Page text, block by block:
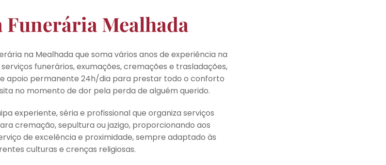
Funerária Mealhada
na Mealhada que soma vários anos de experiência na
funerários, exumações, cremações e trasladações,
apoio permanente 24h/dia para prestar todo o conforto
no momento de dor pela perda de alguém querido.
experiente, séria e profissional que organiza serviços
cremação, sepultura ou jazigo, proporcionando aos
de excelência e proximidade, sempre adaptado às
culturas e crenças religiosas.